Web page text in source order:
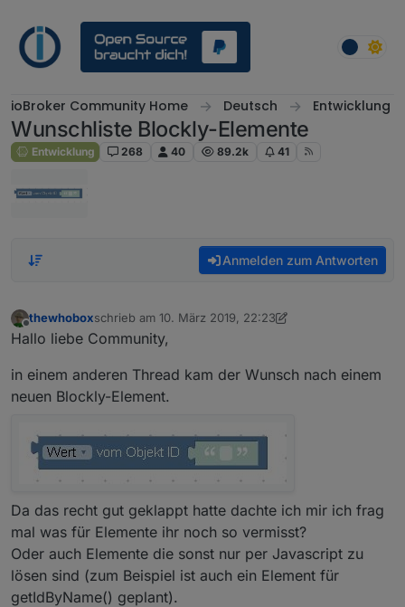
ioBroker Community Home Deutsch Entwicklung
Wunschliste Blockly-Elemente
Entwicklung 268 40 89.2k 41
Anmelden zum Antworten
Offline
thewhoboxschrieb am 10. März 2019, 22:23
zuletzt editiert von thewhobox5. Juni 2019, 09:02
Hallo liebe Community,
in einem anderen Thread kam der Wunsch nach einem
neuen Blockly-Element.
Da das recht gut geklappt hatte dachte ich mir ich frag
mal was für Elemente ihr noch so vermisst?
Oder auch Elemente die sonst nur per Javascript zu
lösen sind (zum Beispiel ist auch ein Element für
getIdByName() geplant).